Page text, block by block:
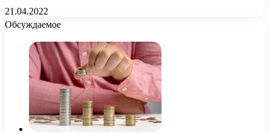
21.04.2022
Обсуждаемое